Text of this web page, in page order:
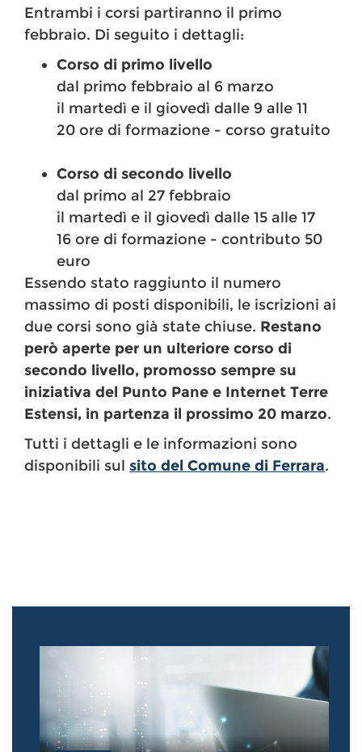
Entrambi i corsi partiranno il primo
febbraio. Di seguito i dettagli:
Corso di primo livello
dal primo febbraio al 6 marzo
il martedì e il giovedì dalle 9 alle 11
20 ore di formazione - corso gratuito
Corso di secondo livello
dal primo al 27 febbraio
il martedì e il giovedì dalle 15 alle 17
16 ore di formazione - contributo 50
euro
Essendo stato raggiunto il numero
massimo di posti disponibili, le iscrizioni ai
due corsi sono già state chiuse. Restano
però aperte per un ulteriore corso di
secondo livello, promosso sempre su
iniziativa del Punto Pane e Internet Terre
Estensi, in partenza il prossimo 20 marzo.
Tutti i dettagli e le informazioni sono
disponibili sul sito del Comune di Ferrara.